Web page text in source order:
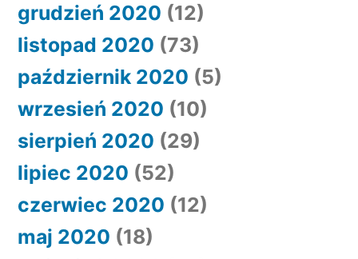
grudzień 2020 (12)
listopad 2020 (73)
październik 2020 (5)
wrzesień 2020 (10)
sierpień 2020 (29)
lipiec 2020 (52)
czerwiec 2020 (12)
maj 2020 (18)